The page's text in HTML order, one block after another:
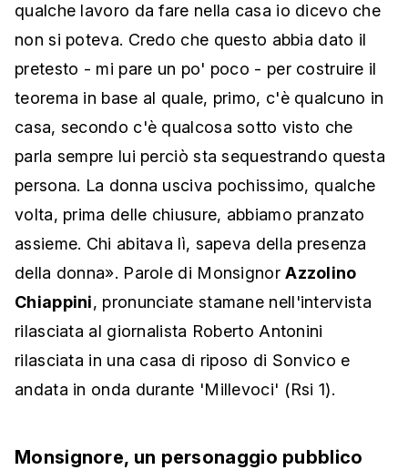
qualche lavoro da fare nella casa io dicevo che
non si poteva. Credo che questo abbia dato il
pretesto - mi pare un po' poco - per costruire il
teorema in base al quale, primo, c'è qualcuno in
casa, secondo c'è qualcosa sotto visto che
parla sempre lui perciò sta sequestrando questa
persona. La donna usciva pochissimo, qualche
volta, prima delle chiusure, abbiamo pranzato
assieme. Chi abitava lì, sapeva della presenza
della donna». Parole di MonsignorAzzolino
Chiappini, pronunciate stamane nell'intervista
rilasciata al giornalista Roberto Antonini
rilasciata in una casa di riposo di Sonvico e
andata in onda durante 'Millevoci' (Rsi 1).
Monsignore, un personaggio pubblico